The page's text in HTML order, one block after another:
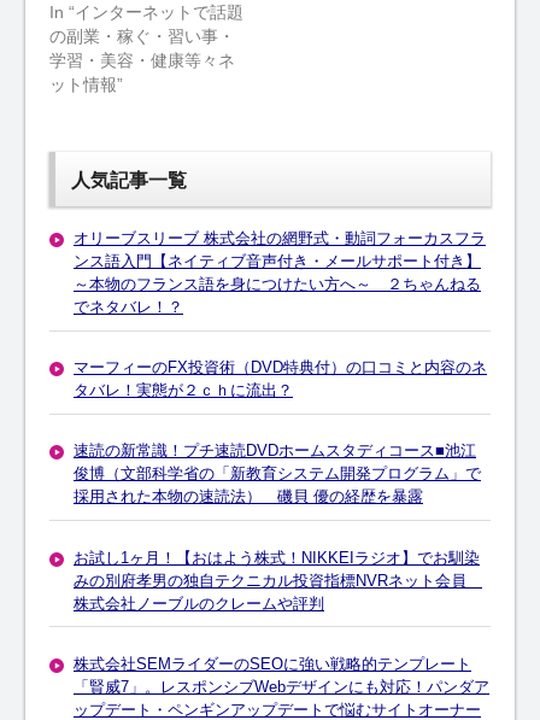
In “インターネットで話題
の副業・稼ぐ・習い事・
学習・美容・健康等々ネ
ット情報”
人気記事一覧
オリーブスリーブ 株式会社の網野式・動詞フォーカスフラ
ンス語入門【ネイティブ音声付き・メールサポート付き】
～本物のフランス語を身につけたい方へ～ ２ちゃんねる
でネタバレ！？
マーフィーのFX投資術（DVD特典付）の口コミと内容のネ
タバレ！実態が２ｃｈに流出？
速読の新常識！プチ速読DVDホームスタディコース■池江
俊博（文部科学省の「新教育システム開発プログラム」で
採用された本物の速読法） 磯貝 優の経歴を暴露
お試し1ヶ月！【おはよう株式！NIKKEIラジオ】でお馴染
みの別府孝男の独自テクニカル投資指標NVRネット会員
株式会社ノーブルのクレームや評判
株式会社SEMライダーのSEOに強い戦略的テンプレート
「賢威7」。レスポンシブWebデザインにも対応！パンダア
ップデート・ペンギンアップデートで悩むサイトオーナー